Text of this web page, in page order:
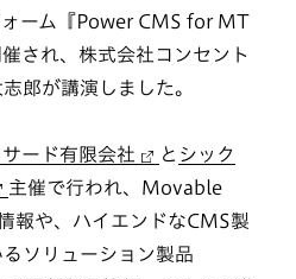
ォーム『Power CMS for MT
され、株式会社コンセント
郎が講演しました。
サード有限会社 と シック
主催で行われ、Movable
報や、ハイエンドなCMS製
ソリューション製品